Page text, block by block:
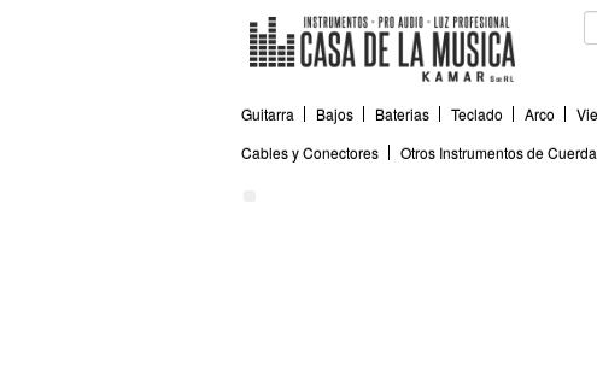
Guitarra Bajos Baterias Teclado Arco
Cables y Conectores
Otros Instrumentos de